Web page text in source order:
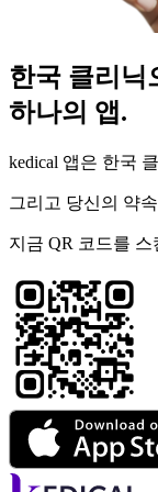
한국 클리닉
하나의 앱.
kedical 앱은 한국
그리고 당신의 약
지금 QR 코드를